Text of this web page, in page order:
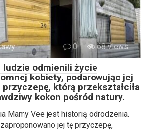
0 68 views
ludzie odmienili życie
kobiety, podarowując jej
przyczepę, którą przekształciła
kokon pośród natury.
Mamy Vee jest historią odrodzenia.
jej tę przyczepę,